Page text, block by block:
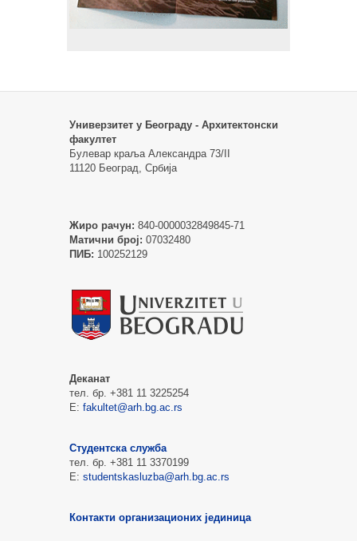
Универзитет у Београду - Архитектонски
факултет
Булевар краља Александра 73/II
11120 Београд, Србија
Жиро рачун: 840-0000032849845-71
Матични број: 07032480
ПИБ: 100252129
Деканат
тел. бр. +381 11 3225254
Е: fakultet@arh.bg.ac.rs
Студентска служба
тел. бр. +381 11 3370199
Е: studentskasluzba@arh.bg.ac.rs
Контакти организационих јединица